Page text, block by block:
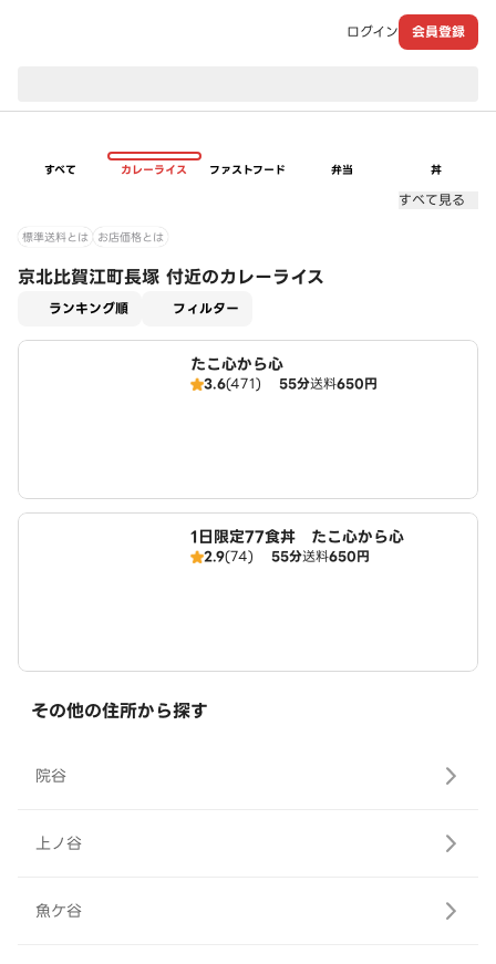
ログイン 会員登録
すべて カレーライス ファストフード 弁当 丼
すべて見る
標準送料とは お店価格とは
京北比賀江町長塚 付近のカレーライス
ランキング順 フィルター
たこ心から心
3.6(471) 55分送料650円
1日限定77食丼 たこ心から心
2.9(74) 55分送料650円
その他の住所から探す
院谷
上ノ谷
魚ケ谷